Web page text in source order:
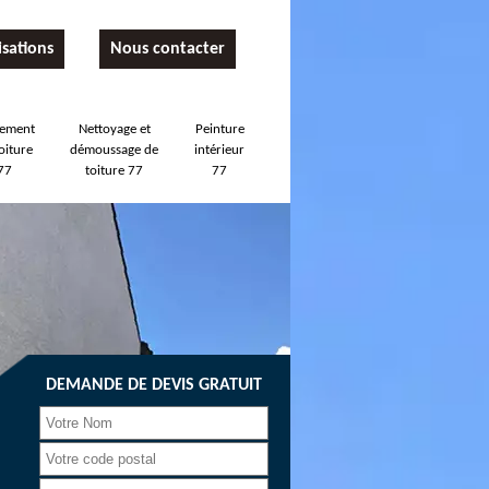
Nous contacter
Nettoyage et
démoussage de
toiture 77
Peinture
intérieur
77
DEMANDE DE DEVIS GRATUIT